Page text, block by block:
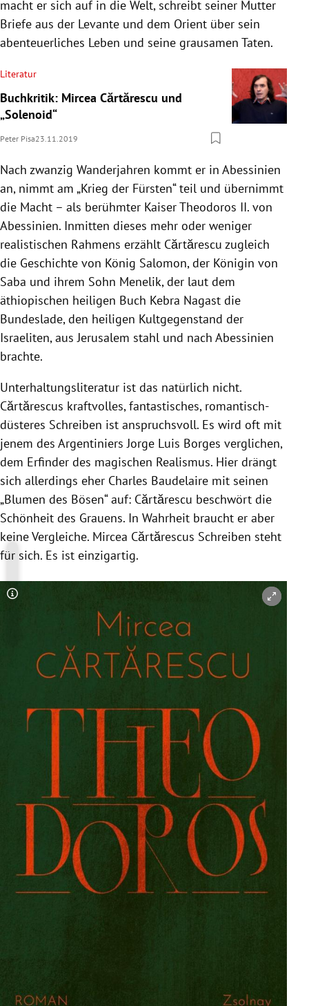
macht er sich auf in die Welt, schreibt seiner Mutter
Briefe aus der Levante und dem Orient über sein
abenteuerliches Leben und seine grausamen Taten.
Literatur
Buchkritik: Mircea Cărtărescu und
„Solenoid“
Peter Pisa23.11.2019
Nach zwanzig Wanderjahren kommt er in Abessinien
an, nimmt am „Krieg der Fürsten“ teil und übernimmt
die Macht – als berühmter Kaiser Theodoros II. von
Abessinien. Inmitten dieses mehr oder weniger
realistischen Rahmens erzählt Cărtărescu zugleich
die Geschichte von König Salomon, der Königin von
Saba und ihrem Sohn Menelik, der laut dem
äthiopischen heiligen Buch Kebra Nagast die
Bundeslade, den heiligen Kultgegenstand der
Israeliten, aus Jerusalem stahl und nach Abessinien
brachte.
Unterhaltungsliteratur ist das natürlich nicht.
Cărtărescus kraftvolles, fantastisches, romantisch-
düsteres Schreiben ist anspruchsvoll. Es wird oft mit
jenem des Argentiniers Jorge Luis Borges verglichen,
dem Erfinder des magischen Realismus. Hier drängt
sich allerdings eher Charles Baudelaire mit seinen
„Blumen des Bösen“ auf: Cărtărescu beschwört die
Schönheit des Grauens. In Wahrheit braucht er aber
keine Vergleiche. Mircea Cărtărescus Schreiben steht
für sich. Es ist einzigartig.
Copyright-Hinweis öffnen/schließen